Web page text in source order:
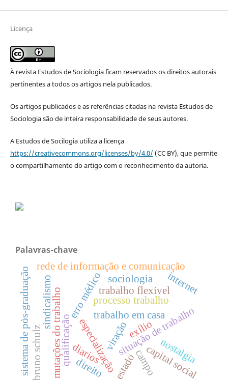
Licença
À revista Estudos de Sociologia ficam reservados os direitos autorais
pertinentes a todos os artigos nela publicados.
Os artigos publicados e as referências citadas na revista Estudos de
Sociologia são de inteira responsabilidade de seus autores.
A Estudos de Socilogia utiliza a licença
https://creativecommons.org/licenses/by/4.0/ (CC BY), que permite
o compartilhamento do artigo com o reconhecimento da autoria.
Palavras-chave
erro médicoprocesso trabalho
situação de trabalho
especialização
qualificação
rede de informação e comunicação
trabalho em casa
viração
mutações do trabalho capital social
trabalho flexível
sindicalismo
campo
diarios
internet
nostalgia
exílio
bruno schulz direito
sociologia
sistema de pós-graduação estado